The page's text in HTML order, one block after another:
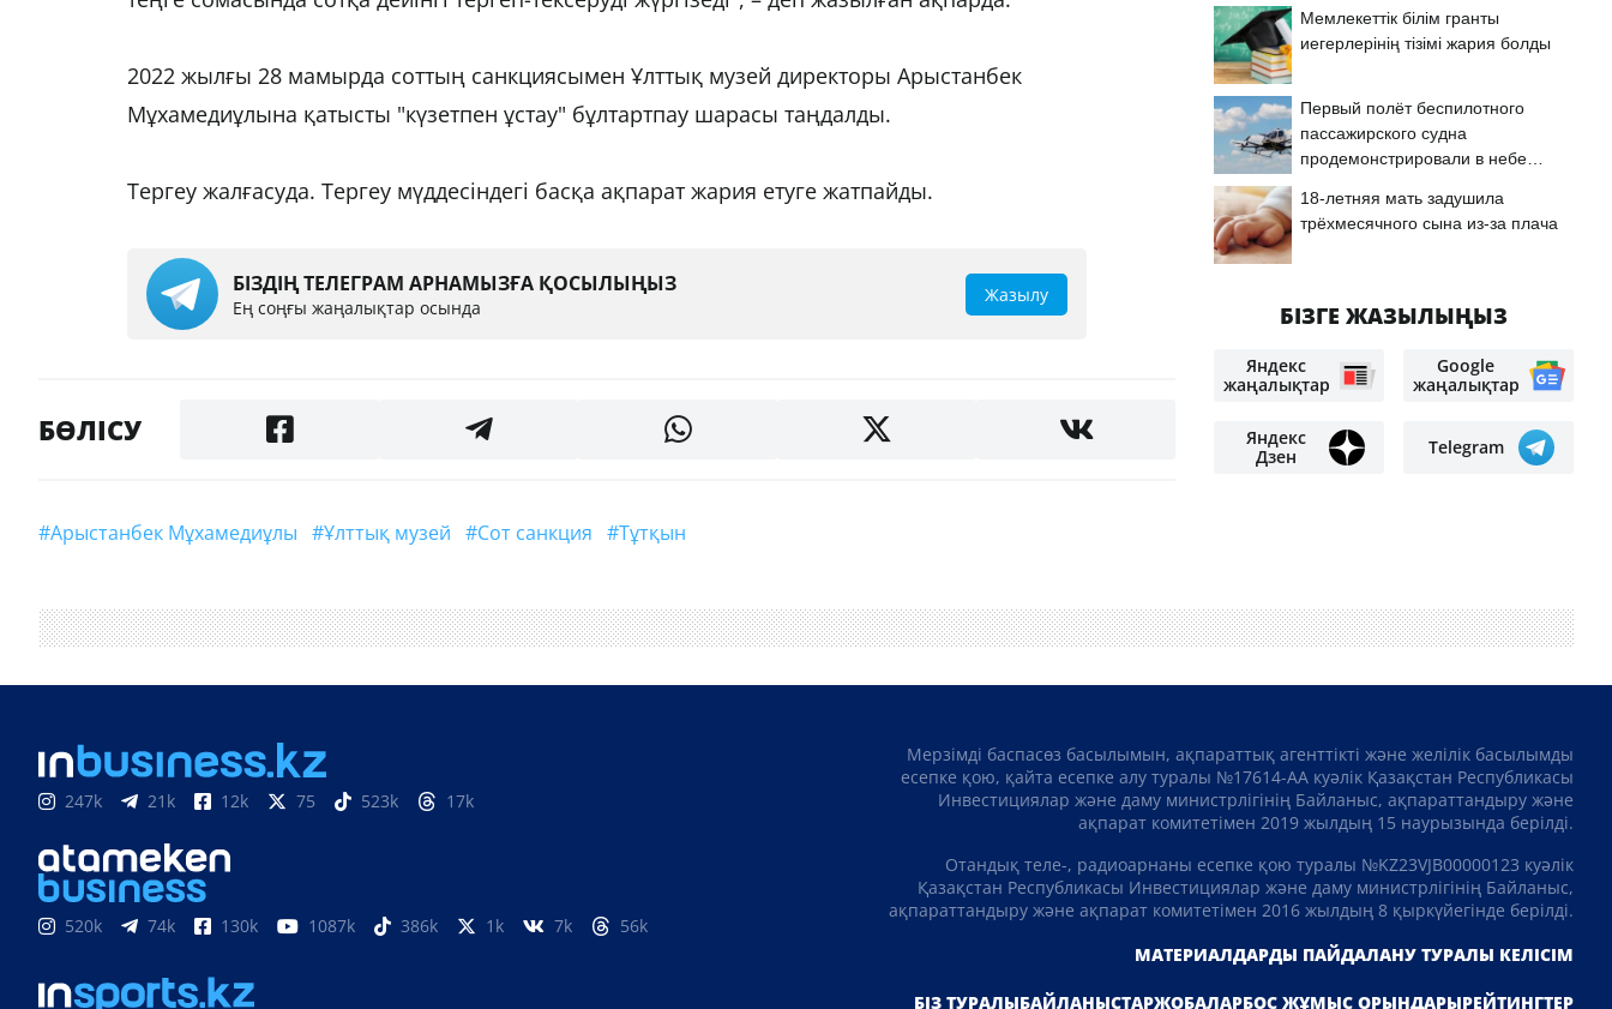
2022 жылғы 28 мамырда соттың санкциясымен Ұлттық музей директоры Арыстанбек
Мұхамедиұлына қатысты "күзетпен ұстау" бұлтартпау шарасы таңдалды.
Тергеу жалғасуда. Тергеу мүддесіндегі басқа ақпарат жария етуге жатпайды.
БІЗДІҢ ТЕЛЕГРАМ АРНАМЫЗҒА ҚОСЫЛЫҢЫЗ
Ең соңғы жаңалықтар осында
Жазылу
БӨЛІСУ
#Арыстанбек Мұхамедиұлы #Ұлттық музей #сот санкция #тұтқын
Мемлекеттік білім гранты
иегерлерінің тізімі жария болды
Первый полёт беспилотного
пассажирского судна
продемонстрировали в небе
18-летняя мать задушила
трёхмесячного сына из-за плача
БІЗГЕ ЖАЗЫЛЫҢЫЗ
Яндекс
жаңалықтар
Google
жаңалықтар
Яндекс
Дзен
Telegram
247k 21k 12k 75 523k 17k
520k 74k 130k 1087k 386k 1k 7k 56k
Мерзімді баспасөз басылымын, ақпараттық агенттікті және желілік басылымды
есепке қою, қайта есепке алу туралы №17614-АА куәлік Қазақстан Республикасы
Инвестициялар және даму министрлігінің Байланыс, ақпараттандыру және
ақпарат комитетімен 2019 жылдың 15 наурызында берілді.
Отандық теле-, радиоарнаны есепке қою туралы №KZ23VJB00000123 куәлік
Қазақстан Республикасы Инвестициялар және даму министрлігінің Байланыс,
ақпараттандыру және ақпарат комитетімен 2016 жылдың 8 қыркүйегінде берілді.
МАТЕРИАЛДАРДЫ ПАЙДАЛАНУ ТУРАЛЫ КЕЛІСІМ
БІЗ ТУРАЛЫБАЙЛАНЫСТАРЖОБАЛАРБОС ЖҰМЫС ОРЫНДАРЫРЕЙТИНГТЕР